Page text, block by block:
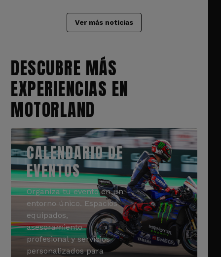
Ver más noticias
DESCUBRE MÁS
EXPERIENCIAS EN
MOTORLAND
CALENDARIO DE
EVENTOS
Organiza tu evento en un
entorno único. Espacios
equipados,
asesoramiento
profesional y servicios
personalizados para